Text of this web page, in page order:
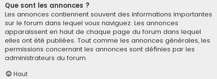
Que sont les annonces ?
Les annonces contiennent souvent des informations importantes
sur le forum dans lequel vous naviguez. Les annonces
apparaissent en haut de chaque page du forum dans lequel
elles ont été publiées. Tout comme les annonces générales, les
permissions concernant les annonces sont définies par les
administrateurs du forum.
Haut